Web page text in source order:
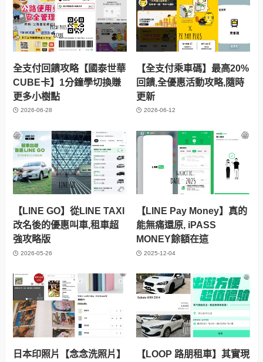
全支付回饋攻略【國泰世華
CUBE卡】1分鐘學切換賺
更多小樹點
2026-06-28
【全支付乘車碼】最高20%
回饋,全優惠活動攻略,隨時
更新
2026-06-12
【LINE GO】從LINE TAXI
改名後的優惠叫車,租車超
強攻略版
2026-05-26
【LINE Pay Money】真的
能無痛還原, iPASS
MONEY餘額在這
2025-12-04
日本印照片【念念洗照片】
【LOOP 路朋租車】其實現